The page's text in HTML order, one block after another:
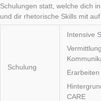
Schulungen statt, welche dich
und dir rhetorische Skills mit
Schulung
Intensive
CARE